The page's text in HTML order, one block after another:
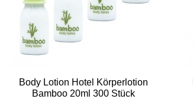
Body Lotion Hotel Körperlotion
Bamboo 20ml 300 Stück
Vorschau